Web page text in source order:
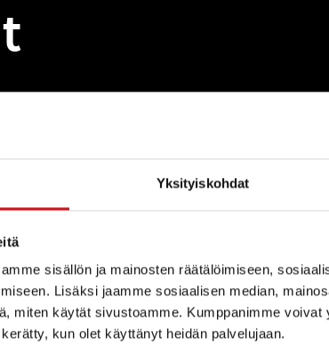
Yksityiskohdat
sisällön ja mainosten räätälöimiseen,
Lisäksi jaamme sosiaalisen median,
miten käytät sivustoamme. Kumppanimme voivat
kun olet käyttänyt heidän palvelujaan.